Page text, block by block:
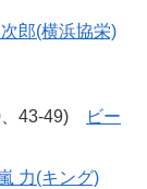
郎(横浜協栄)
、43-49)
ビー
力(キング)